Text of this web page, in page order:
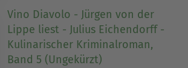
Vino Diavolo - Jürgen von der
Lippe liest - Julius Eichendorff -
Kulinarischer Kriminalroman,
Band 5 (Ungekürzt)